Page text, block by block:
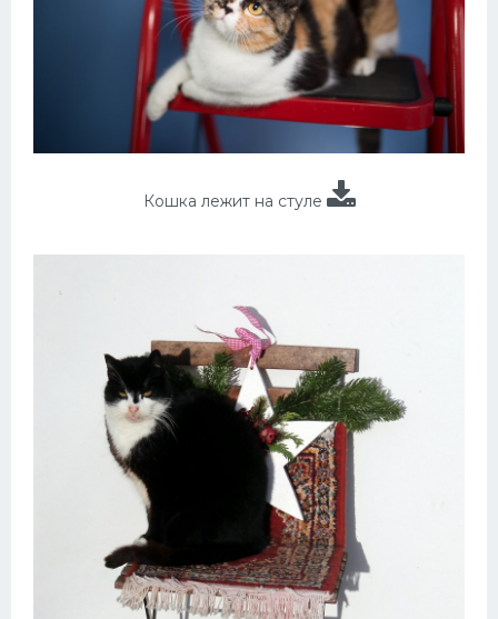
Кошка лежит на стуле